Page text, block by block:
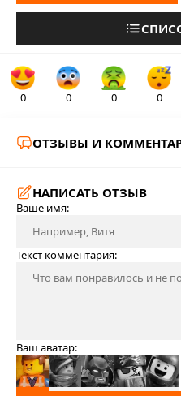
0 0 0 0
ОТЗЫВЫ И
НАПИСАТЬ ОТЗЫВ
Ваше имя:
Текст комментария:
Ваш аватар: